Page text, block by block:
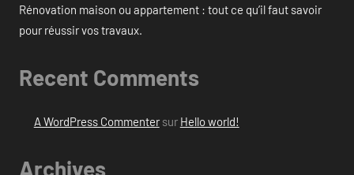
Rénovation maison ou appartement : tout ce qu’il faut savoir
pour réussir vos travaux.
Recent Comments
A WordPress Commentersur Hello world!
Archives